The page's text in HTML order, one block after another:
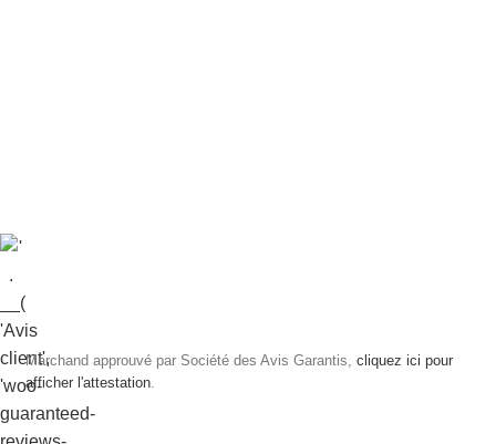
Marchand approuvé par Société des Avis Garantis, cliquez ici pour
afficher l'attestation.